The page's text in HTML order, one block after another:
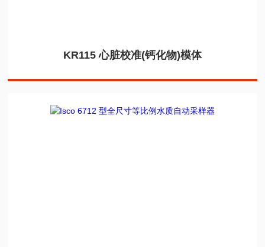
KR115 心脏校准(钙化物)模体